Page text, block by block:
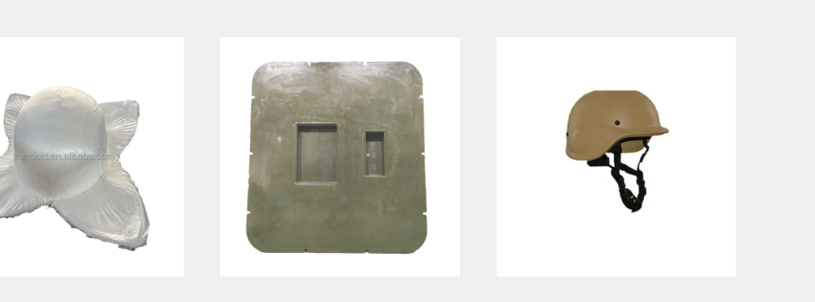
par compression
pour casques
haute qualité casques
protecteurs formation protecteur
tactique extérieur